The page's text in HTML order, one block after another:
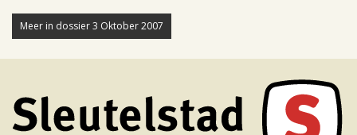
Meer in dossier 3 Oktober 2007